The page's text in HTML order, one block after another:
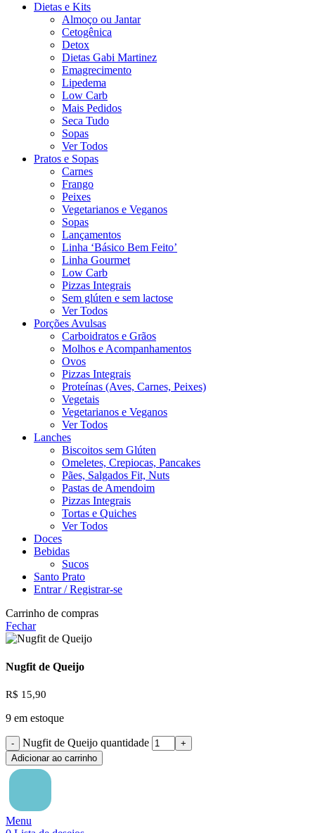
Dietas e Kits
Almoço ou Jantar
Cetogênica
Detox
Dietas Gabi Martinez
Emagrecimento
Lipedema
Low Carb
Mais Pedidos
Seca Tudo
Sopas
Ver Todos
Pratos e Sopas
Carnes
Frango
Peixes
Vegetarianos e Veganos
Sopas
Lançamentos
Linha ‘Básico Bem Feito’
Linha Gourmet
Low Carb
Pizzas Integrais
Sem glúten e sem lactose
Ver Todos
Porções Avulsas
Carboidratos e Grãos
Molhos e Acompanhamentos
Ovos
Pizzas Integrais
Proteínas (Aves, Carnes, Peixes)
Vegetais
Vegetarianos e Veganos
Ver Todos
Lanches
Biscoitos sem Glúten
Omeletes, Crepiocas, Pancakes
Pães, Salgados Fit, Nuts
Pastas de Amendoim
Pizzas Integrais
Tortas e Quiches
Ver Todos
Doces
Bebidas
Sucos
Santo Prato
Entrar / Registrar-se
Carrinho de compras
Fechar
Nugfit de Queijo
R$ 15,90
9 em estoque
Nugfit de Queijo quantidade
Adicionar ao carrinho
Menu